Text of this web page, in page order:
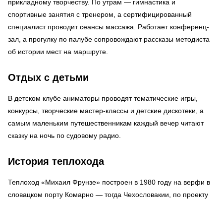
прикладному творчеству. По утрам — гимнастика и
спортивные занятия с тренером, а сертифицированный
специалист проводит сеансы массажа. Работает конференц-
зал, а прогулку по палубе сопровождают рассказы методиста
об истории мест на маршруте.
Отдых с детьми
В детском клубе аниматоры проводят тематические игры,
конкурсы, творческие мастер-классы и детские дискотеки, а
самым маленьким путешественникам каждый вечер читают
сказку на ночь по судовому радио.
История теплохода
Теплоход «Михаил Фрунзе» построен в 1980 году на верфи в
словацком порту Комарно — тогда Чехословакии, по проекту